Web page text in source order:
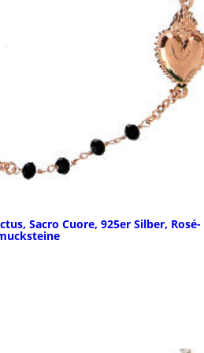
Sacro Cuore, 925er Silber, Rosé-